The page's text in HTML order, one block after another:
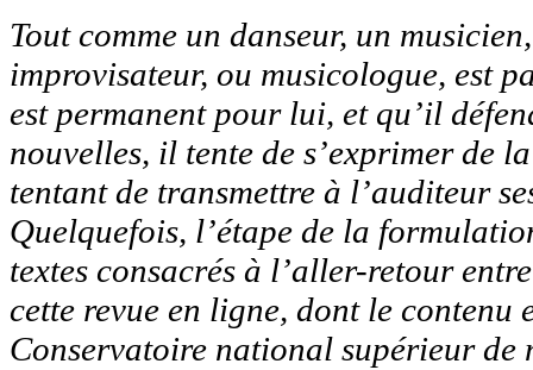
Tout comme un danseur, un
improvisateur, ou musicologue, est
est permanent pour lui, et qu’il
nouvelles, il tente de s’exprimer de
tentant de transmettre à l’auditeur
Quelquefois, l’étape de la
textes consacrés à l’aller-retour
cette revue en ligne, dont le contenu
Conservatoire national supérieur de